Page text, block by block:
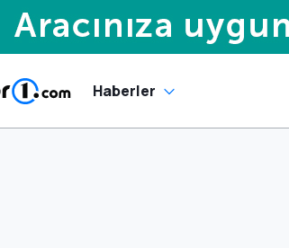
Haberler